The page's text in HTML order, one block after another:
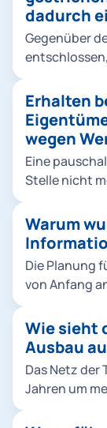
nur durch
vorhandenen
möglich
wichtig.
dadurch
Gegenüber
Druck auf die
wurde rund
waren dabei
allerdings
Erhalten
wegen
Eine
Stelle nicht
durch die
Warum
Die Planung
von Anfang
der ersten
durchgeführt. Zur aktuellen dritten Phase
wir
Wie sieht
Ausbau
Das Netz der
Jahren um